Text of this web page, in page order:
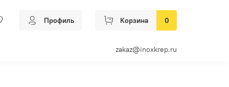
Профиль Корзина 0
zakaz@inoxkrep.ru